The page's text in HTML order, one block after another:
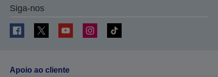
Siga-nos
Apoio ao cliente